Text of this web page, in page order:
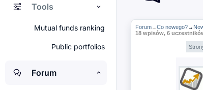
Tools
Mutual funds ranking
Public portfolios
Forum
Forum→Co nowego?→
18 wpisów, 6